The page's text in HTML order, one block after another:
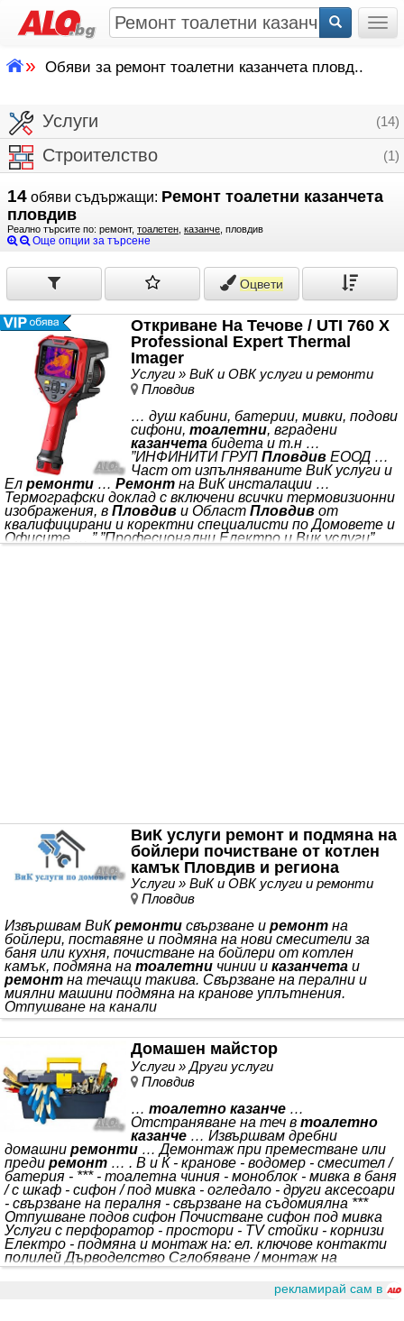
» Обяви за ремонт тоалетни казанчета пловд..
(14)
Услуги
(1)
Строителство
14 обяви съдържащи: Ремонт тоалетни казанчета
пловдив
Реално търсите по: ремонт, тоалетен казанче , пловдив
Още опции за търсене
Оцвети
Откриване На Течове / UTI 760 X
Professional Expert Thermal
Imager
Услуги » ВиК и ОВК услуги и ремонти
Пловдив
… душ кабини, батерии, мивки, подови
сифони, тоалетни, вградени
казанчета бидета и т.н …
”ИНФИНИТИ ГРУП Пловдив ЕООД …
Част от изпълняваните ВиК услуги и
Ел ремонти … Ремонт на ВиК инсталации …
Термографски доклад с включени всички термовизионни
изображения, в Пловдив и Област Пловдив от
квалифицирани и коректни специалисти по Домовете и
Офисите … ” ”Професионални Електро и Вик услуги”
ВиК услуги ремонт и подмяна на
бойлери почистване от котлен
камък Пловдив и региона
Услуги » ВиК и ОВК услуги и ремонти
Пловдив
Извършвам ВиКремонти свързване и ремонт на
бойлери, поставяне и подмяна на нови смесители за
баня или кухня, почистване на бойлери от котлен
камък, подмяна на тоалетни чинии и казанчета и
ремонт на течащи такива. Свързване на перални и
миялни машини подмяна на кранове уплътнения.
Отпушване на канали
Домашен майстор
Услуги » Други услуги
Пловдив
… тоалетно казанче …
Отстраняване на теч в тоалетно
казанче … Извършвам дребни
домашни ремонти … Демонтаж при преместване или
преди ремонт … . В и К - кранове - водомер - смесител /
батерия - *** - тоалетна чиния - моноблок - мивка в баня
/ с шкаф - сифон / под мивка - огледало - други аксесоари
- свързване на пералня - свързване на съдомиялна ***
Отпушване подов сифон Почистване сифон под мивка
Услуги с перфоратор - простори - TV стойки - корнизи
Електро - подмяна и монтаж на: ел. ключове контакти
полилей Дърводелство Сглобяване / монтаж на
закупените от Вас мебели. IKEA
рекламирай сам в